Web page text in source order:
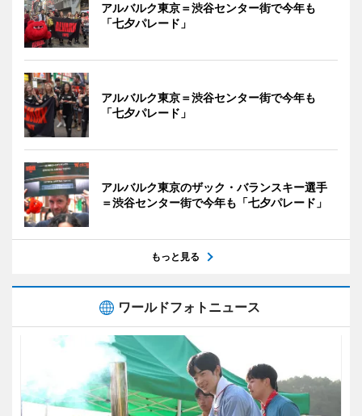
アルバルク東京＝渋谷センター街で今年も
「七夕パレード」
アルバルク東京＝渋谷センター街で今年も
「七夕パレード」
アルバルク東京のザック・バランスキー選手
＝渋谷センター街で今年も「七夕パレード」
もっと見る
ワールドフォトニュース